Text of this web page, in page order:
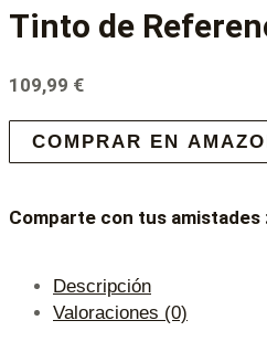
Tinto de
109,99 €
COMPRAR EN
Comparte con tus amistades
Descripción
Valoraciones (0)